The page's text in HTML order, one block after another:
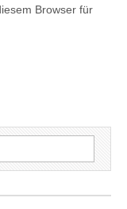
Browser für